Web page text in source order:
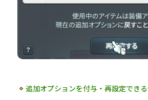
追加オプションを付与・再設定でき